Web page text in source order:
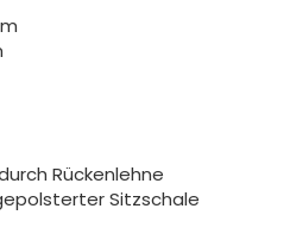
Rückenlehne
Sitzschale